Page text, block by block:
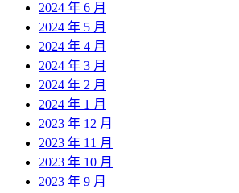
2024 年 6 月
2024 年 5 月
2024 年 4 月
2024 年 3 月
2024 年 2 月
2024 年 1 月
2023 年 12 月
2023 年 11 月
2023 年 10 月
2023 年 9 月